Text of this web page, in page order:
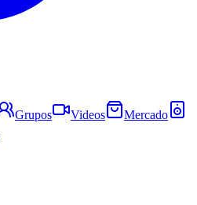
Grupos Videos
Mercado